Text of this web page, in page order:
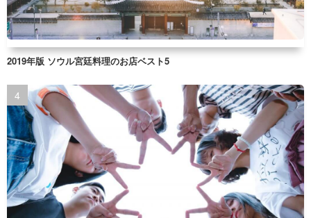
2019年版 ソウル宮廷料理のお店ベスト5